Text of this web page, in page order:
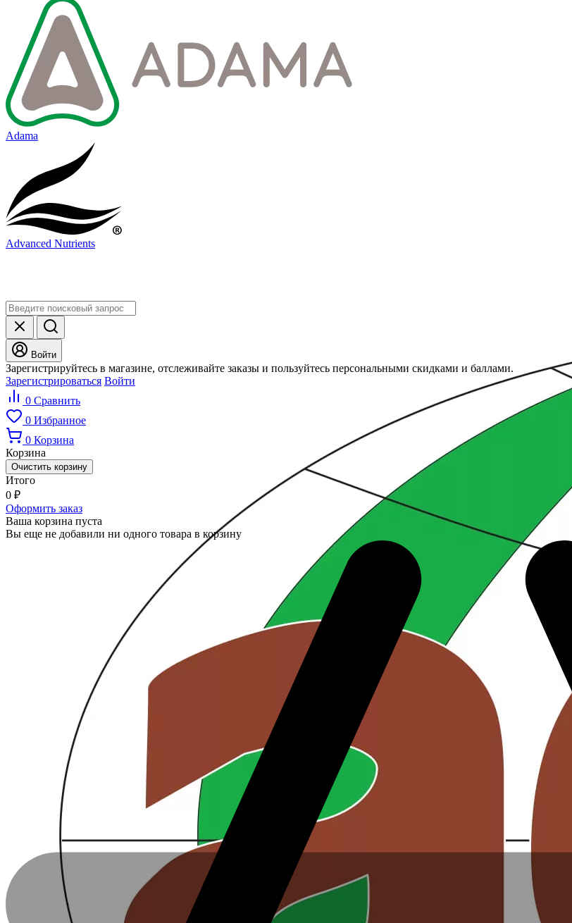
Adama
Advanced Nutrients
Войти
Зарегистрируйтесь в магазине, отслеживайте заказы и пользуйтесь персональными скидками и баллами.
Зарегистрироваться Войти
0 Сравнить
0 Избранное
0 Корзина
Корзина
Очистить корзину
Итого
0 ₽
Оформить заказ
Ваша корзина пуста
Вы еще не добавили ни одного товара в корзину